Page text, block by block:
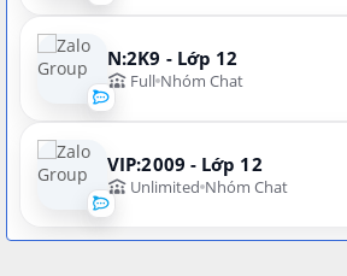
N:2K9 - Lớp 12
Full Nhóm Chat
VIP:2009 - Lớp 12
Unlimited Nhóm Chat